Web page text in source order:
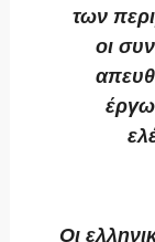
των
οι
Οι